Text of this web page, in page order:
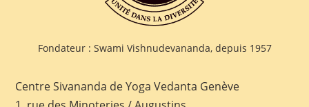
Fondateur : Swami Vishnudevananda, depuis 1957
Centre Sivananda de Yoga Vedanta Genève